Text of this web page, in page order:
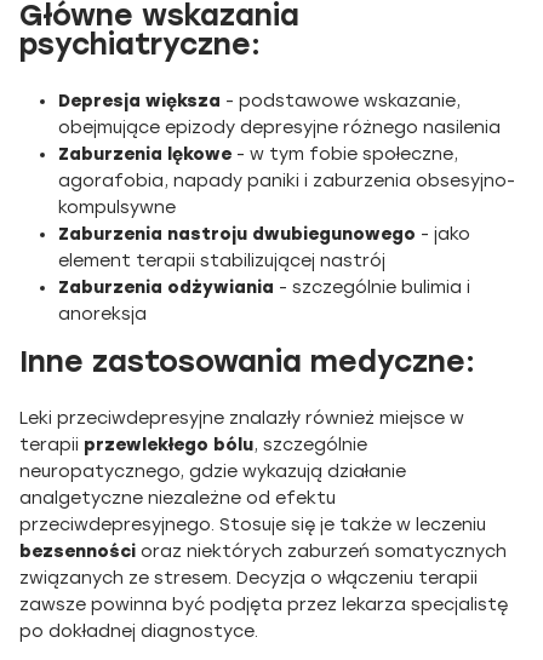
Główne wskazania
psychiatryczne:
Depresja większa - podstawowe wskazanie,
obejmujące epizody depresyjne różnego nasilenia
Zaburzenia lękowe - w tym fobie społeczne,
agorafobia, napady paniki i zaburzenia obsesyjno-
kompulsywne
Zaburzenia nastroju dwubiegunowego - jako
element terapii stabilizującej nastrój
Zaburzenia odżywiania - szczególnie bulimia i
anoreksja
Inne zastosowania medyczne:
Leki przeciwdepresyjne znalazły również miejsce w
terapii przewlekłego bólu, szczególnie
neuropatycznego, gdzie wykazują działanie
analgetyczne niezależne od efektu
przeciwdepresyjnego. Stosuje się je także w leczeniu
bezsenności oraz niektórych zaburzeń somatycznych
związanych ze stresem. Decyzja o włączeniu terapii
zawsze powinna być podjęta przez lekarza specjalistę
po dokładnej diagnostyce.